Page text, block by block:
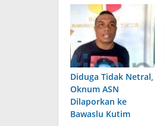
Diduga Tidak Netral,
Oknum ASN
Dilaporkan ke
Bawaslu Kutim